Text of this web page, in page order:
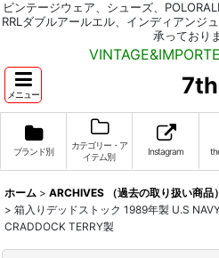
ビンテージウェア、シューズ、
RRLダブルアールエル、インディアンジ
承っており
メニュー 7th
ブランド別
カテゴリー・ア
イテム別
Instagram
ホーム > ARCHIVES （過去の取り扱い商品）
> 箱入りデッドストック 1989年製 U.S
CRADDOCK TERRY製